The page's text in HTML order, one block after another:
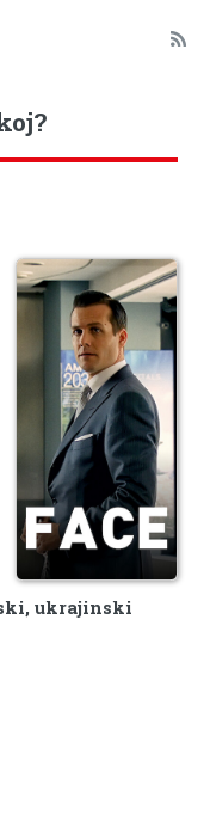
ukrajinski